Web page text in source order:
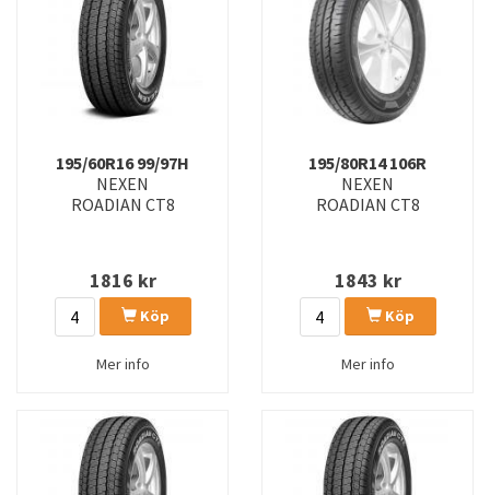
195/60R16 99/97H
NEXEN
ROADIAN CT8
1816 kr
Köp
Mer info
195/80R14 106R
NEXEN
ROADIAN CT8
1843 kr
Köp
Mer info